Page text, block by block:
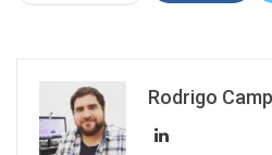
Rodrigo